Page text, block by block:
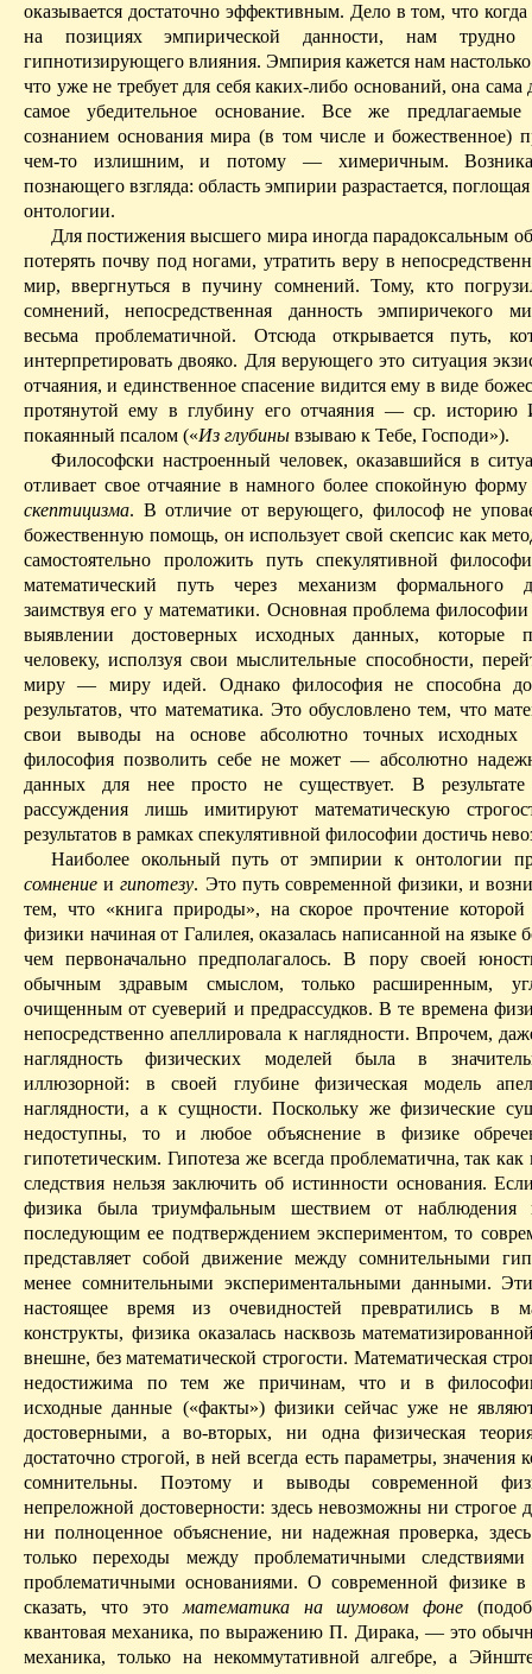
оказывается достаточно эффективным. Дело в том, что
на позициях эмпирической данности, нам трудно
гипнотизирующего влияния. Эмпирия кажется нам
что уже не требует для себя каких-либо оснований, она сама
самое убедительное основание. Все же
сознанием основания мира (в том числе и божественное)
чем-то излишним, и потому — химеричным.
познающего взгляда: область эмпирии разрастается, поглощая
онтологии.
Для постижения высшего мира иногда парадоксальным
потерять почву под ногами, утратить веру в
мир, ввергнуться в пучину сомнений. Тому, кто
сомнений, непосредственная данность эмпириче­кого
весьма проблематичной. Отсюда открывается путь,
интерпретировать двояко. Для верующего это ситуация
отчаяния, и единственное спасение видится ему в виде
протянутой ему в глубину его отчаяния — ср. историю
покаянный псалом («Из глубины взываю к Тебе, Господи»).
Философски настроенный человек, оказавшийся в
отливает свое отчаяние в намного более спокойную форму
скептицизма. В отличие от верующего, философ не
божественную помощь, он использует свой скепсис как
самостоятельно проложить путь спекулятивной
математический путь через механизм формального
заимствуя его у математики. Основная проблема философии
выявлении достоверных исход­ных данных, которые
человеку, испол­зуя свои мыслительные способности,
миру — миру идей. Однако философия не способна
результатов, что математика. Это обусловлено тем, что
свои выводы на основе абсолютно точных исходных
философия позволить себе не может — абсолютно
данных для нее просто не существует. В результате
рассуждения лишь имитируют математическую
результатов в рамках спекулятивной философии достичь
Наиболее окольный путь от эмпирии к онтологии
сомнение игипотезу. Это путь современной физики, и
тем, что «книга природы», на скорое прочтение
физики начиная от Галилея, оказалась написанной на языке
чем перво­начально предполагалось. В пору своей
обычным здравым смыслом, только расширенным,
очищенным от суеверий и предрассудков. В те времена
непосредственно апеллировала к наглядности. Впрочем,
наглядность физических моделей была в
иллюзорной: в своей глубине физическая модель
наглядности, а к сущности. Поскольку же физические
недоступны, то и любое объяснение в физике
гипотетическим. Гипотеза же всегда проблематична, так
следствия нельзя заключить об истинности основания.
физика была триумфальным шествием от наблюдения
последующим ее подтверждением экспериментом, то
представляет собой движение между сомнительными
менее сомнительными экспериментальными данными.
настоящее время из очевидностей превратились в
конструкты, физика оказалась насквозь
внешне, без математической строгости. Математическая
недостижима по тем же причинам, что и в
исходные данные («факты») физики сейчас уже не
достоверными, а во-вторых, ни одна физическая
достаточно строгой, в ней всегда есть параметры, значения
сомнительны. Поэтому и выводы современной
непреложной достоверности: здесь невозможны ни строгое
ни полноценное объяснение, ни надежная проверка,
только переходы между проблематичными
проблематичными основаниями. О современной физике
сказать, что этоматематика на шумовом фоне
квантовая механика, по выражению П. Дирака, — это
механика, только на некоммутативной алгебре, а